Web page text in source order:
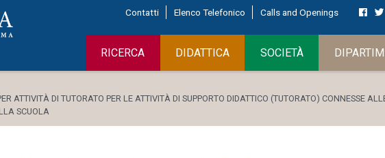
Contatti Elenco Telefonico Calls and Openings
RICERCA DIDATTICA SOCIETÀ
ATTIVITÀ DI TUTORATO PER LE ATTIVITÀ DI SUPPORTO DIDATTICO (TUTORATO) CONNESSE
SCUOLA